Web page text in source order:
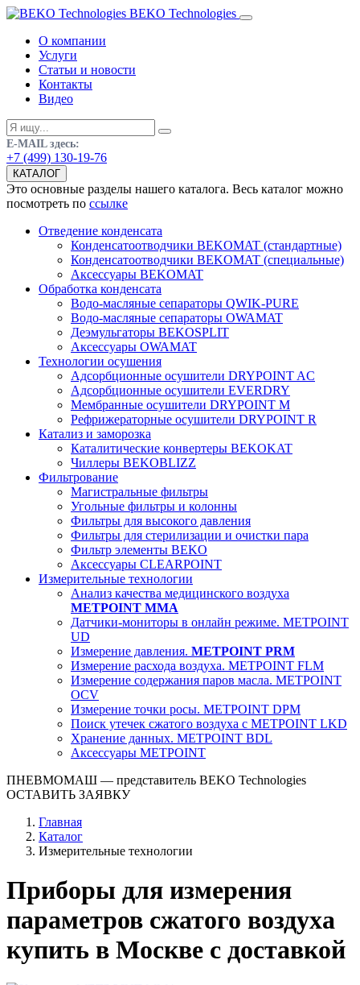
BEKO Technologies
О компании
Услуги
Статьи и новости
Контакты
Видео
E-MAIL здесь:
+7 (499) 130-19-76
КАТАЛОГ
Это основные разделы нашего каталога. Весь каталог можно
посмотреть по ссылке
Отведение конденсата
Конденсатоотводчики BEKOMAT (стандартные)
Конденсатоотводчики BEKOMAT (специальные)
Аксессуары BEKOMAT
Обработка конденсата
Водо-масляные сепараторы QWIK-PURE
Водо-масляные сепараторы OWAMAT
Деэмульгаторы BEKOSPLIT
Аксессуары OWAMAT
Технологии осушения
Адсорбционные осушители DRYPOINT AC
Адсорбционные осушители EVERDRY
Мембранные осушители DRYPOINT M
Рефрижераторные осушители DRYPOINT R
Катализ и заморозка
Каталитические конвертеры BEKOKAT
Чиллеры BEKOBLIZZ
Фильтрование
Магистральные фильтры
Угольные фильтры и колонны
Фильтры для высокого давления
Фильтры для стерилизации и очистки пара
Фильтр элементы BEKO
Аксессуары CLEARPOINT
Измерительные технологии
Анализ качества медицинского воздуха
METPOINT MMA
Датчики-мониторы в онлайн режиме. METPOINT
UD
Измерение давления. METPOINT PRM
Измерение расхода воздуха. METPOINT FLM
Измерение содержания паров масла. METPOINT
OCV
Измерение точки росы. METPOINT DPM
Поиск утечек сжатого воздуха с METPOINT LKD
Хранение данных. METPOINT BDL
Аксессуары METPOINT
ПНЕВМОМАШ — представитель BEKO Technologies
ОСТАВИТЬ ЗАЯВКУ
Главная
Каталог
Измерительные технологии
Приборы для измерения
параметров сжатого воздуха
купить в Москве с доставкой